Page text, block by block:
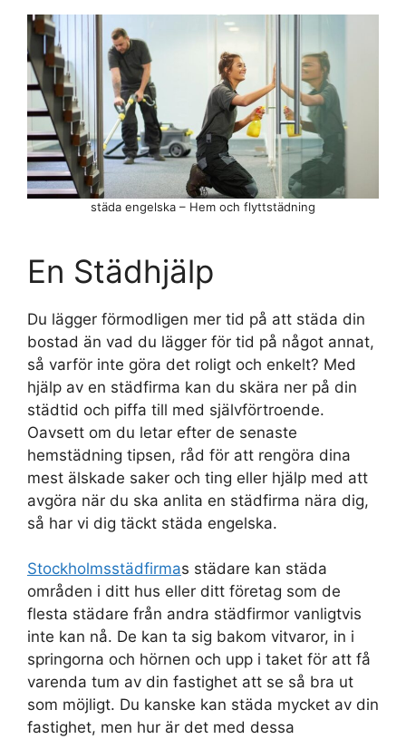
En Städhjälp
Du lägger förmodligen mer tid på att städa din
bostad än vad du lägger för tid på något annat,
så varför inte göra det roligt och enkelt? Med
hjälp av en städfirma kan du skära ner på din
städtid och piffa till med självförtroende.
Oavsett om du letar efter de senaste
hemstädning tipsen, råd för att rengöra dina
mest älskade saker och ting eller hjälp med att
avgöra när du ska anlita en städfirma nära dig,
så har vi dig täckt städa engelska.
Stockholmsstädfirmas städare kan städa
områden i ditt hus eller ditt företag som de
flesta städare från andra städfirmor vanligtvis
inte kan nå. De kan ta sig bakom vitvaror, in i
springorna och hörnen och upp i taket för att få
varenda tum av din fastighet att se så bra ut
som möjligt. Du kanske kan städa mycket av din
fastighet, men hur är det med dessa
städa engelska – Hem och flyttstädning